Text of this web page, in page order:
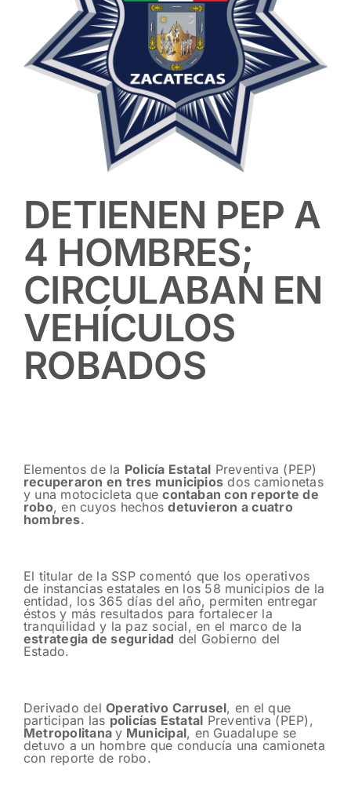
DETIENEN PEP A
4 HOMBRES;
CIRCULABAN EN
VEHÍCULOS
ROBADOS
Elementos de la Policía Estatal Preventiva (PEP)
recuperaron en tres municipios dos camionetas
y una motocicleta quecontaban con reporte de
robo, en cuyos hechosdetuvieron a cuatro
hombres.
El titular de la SSP comentó que los operativos
de instancias estatales en los 58 municipios de la
entidad, los 365 días del año, permiten entregar
éstos y más resultados para fortalecer la
tranquilidad y la paz social, en el marco de la
estrategia de seguridad del Gobierno del
Estado.
Derivado delOperativo Carrusel, en el que
participan las policías Estatal Preventiva (PEP),
Metropolitanay Municipal, en Guadalupe se
detuvo a un hombre que conducía una camioneta
con reporte de robo.